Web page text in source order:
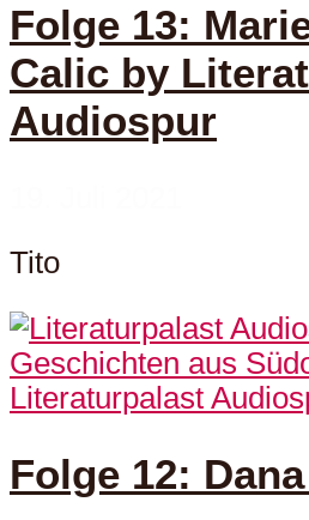
Folge 13:
Calic by
Audiospur
Tito
Literaturpalast
Folge 12: